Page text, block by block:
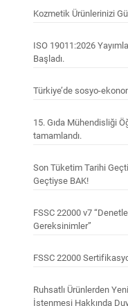
Kozmetik Ürünlerinizi
ISO 19011:2026
Başladı.
Türkiye’de sosyo-
15. Gıda Mühendisliği
tamamlandı.
Son Tüketim Tarihi
Geçtiyse BAK!
FSSC 22000 v7
Gereksinimler”
FSSC 22000
Ruhsatlı Ürünlerden
İstenmesi Hakkında